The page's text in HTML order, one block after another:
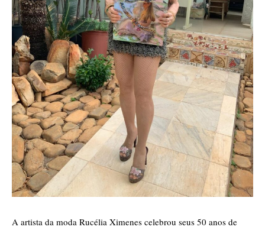
A artista da moda Rucélia Ximenes celebrou seus 50 anos de